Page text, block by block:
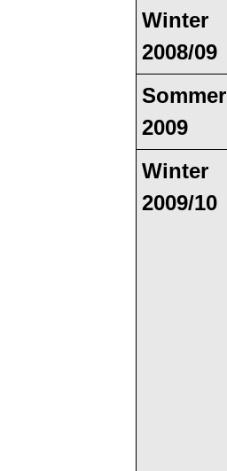
Winter
2008/09
Sommer
2009
Winter
2009/10